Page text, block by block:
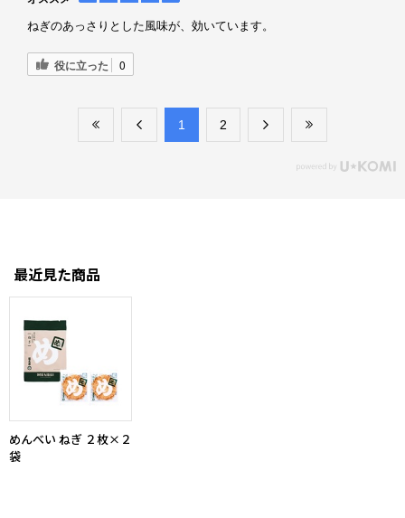
ねぎのあっさりとした風味が、効いています。
役に立った 0
​1 ​2
最近見た商品
めんべい ねぎ ２枚×２
袋